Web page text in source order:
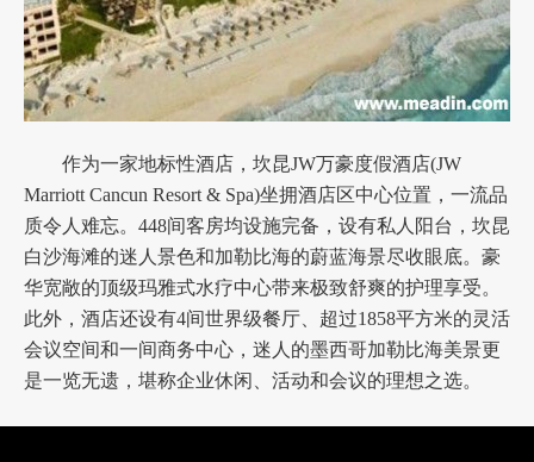
作为一家地标性酒店，坎昆JW万豪度假酒店(JW
Marriott Cancun Resort & Spa)坐拥酒店区中心位置，一流品
质令人难忘。448间客房均设施完备，设有私人阳台，坎昆
白沙海滩的迷人景色和加勒比海的蔚蓝海景尽收眼底。豪
华宽敞的顶级玛雅式水疗中心带来极致舒爽的护理享受。
此外，酒店还设有4间世界级餐厅、超过1858平方米的灵活
会议空间和一间商务中心，迷人的墨西哥加勒比海美景更
是一览无遗，堪称企业休闲、活动和会议的理想之选。